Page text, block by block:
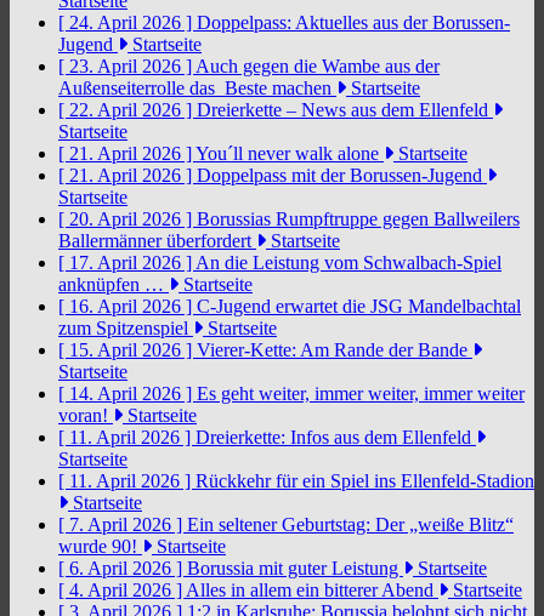
[ 24. April 2026 ] Doppelpass: Aktuelles aus der Borussen-
Jugend
Startseite
[ 23. April 2026 ] Auch gegen die Wambe aus der
Außenseiterrolle das Beste machen
Startseite
[ 22. April 2026 ] Dreierkette – News aus dem Ellenfeld
Startseite
[ 21. April 2026 ]You´ll never walk alone
Startseite
[ 21. April 2026 ] Doppelpass mit der Borussen-Jugend
Startseite
[ 20. April 2026 ] Borussias Rumpftruppe gegen Ballweilers
Ballermänner überfordert
Startseite
[ 17. April 2026 ] An die Leistung vom Schwalbach-Spiel
anknüpfen …
Startseite
[ 16. April 2026 ] C-Jugend erwartet die JSG Mandelbachtal
zum Spitzenspiel
Startseite
[ 15. April 2026 ] Vierer-Kette: Am Rande der Bande
Startseite
[ 14. April 2026 ] Es geht weiter, immer weiter, immer weiter
voran!
Startseite
[ 11. April 2026 ] Dreierkette: Infos aus dem Ellenfeld
Startseite
[ 11. April 2026 ] Rückkehr für ein Spiel ins Ellenfeld-Stadion
Startseite
[ 7. April 2026 ] Ein seltener Geburtstag: Der „weiße Blitz“
wurde 90!
Startseite
[ 6. April 2026 ] Borussia mit guter Leistung
Startseite
[ 4. April 2026 ] Alles in allem ein bitterer Abend
Startseite
[ 3. April 2026 ] 1:2 in Karlsruhe: Borussia belohnt sich nicht